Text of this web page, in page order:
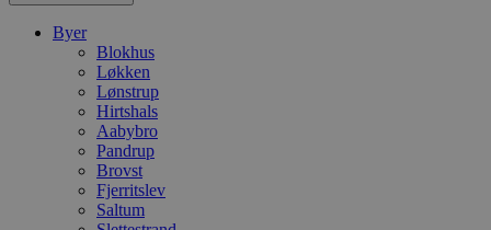
Byer
Blokhus
Løkken
Lønstrup
Hirtshals
Aabybro
Pandrup
Brovst
Fjerritslev
Saltum